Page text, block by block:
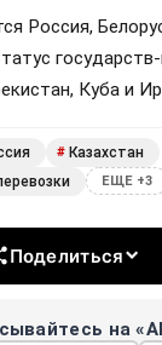
Россия,
Куба и
# Казахстан
ЕЩЕ +3
Поделиться
на